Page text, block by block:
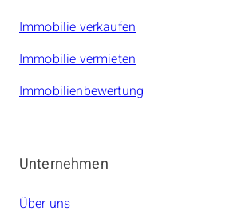
Immobilie verkaufen
Immobilie vermieten
Immobilienbewertung
Unternehmen
Über uns